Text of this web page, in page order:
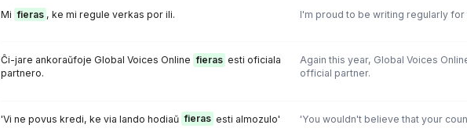
Mi fieras , ke mi regule verkas por ili. I'm proud to be writing regularly for
Ĉi-jare ankoraŭfoje Global Voices Online fieras esti oficiala
partnero.
Again this year, Global Voices
official partner.
'Vi ne povus kredi, ke via lando hodiaŭ fieras esti almozulo' 'You wouldn't believe that your